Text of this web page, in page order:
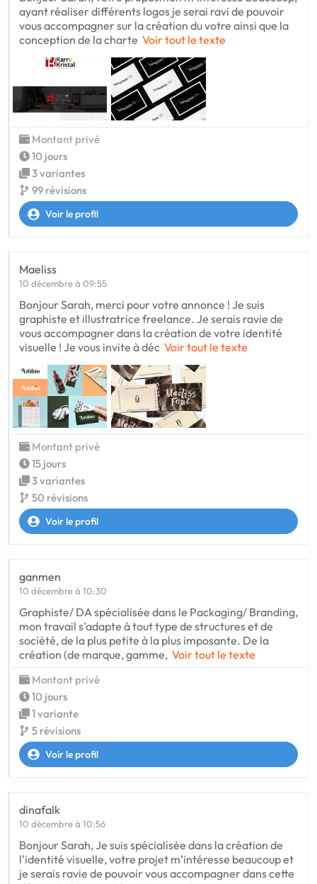
ayant réaliser différents logos je serai ravi de pouvoir
vous accompagner sur la création du votre ainsi que la
conception de la charte Voir tout le texte
Montant privé
10 jours
3 variantes
99 révisions
Voir le profil
Maeliss
10 décembre à 09:55
Bonjour Sarah, merci pour votre annonce ! Je suis
graphiste et illustratrice freelance. Je serais ravie de
vous accompagner dans la création de votre identité
visuelle ! Je vous invite à déc Voir tout le texte
Montant privé
15 jours
3 variantes
50 révisions
Voir le profil
ganmen
10 décembre à 10:30
Graphiste/ DA spécialisée dans le Packaging/ Branding,
mon travail s'adapte à tout type de structures et de
société, de la plus petite à la plus imposante. De la
création (de marque, gamme, Voir tout le texte
Montant privé
10 jours
1 variante
5 révisions
Voir le profil
dinafalk
10 décembre à 10:56
Bonjour Sarah, Je suis spécialisée dans la création de
l'identité visuelle, votre projet m’intéresse beaucoup et
je serais ravie de pouvoir vous accompagner dans cette